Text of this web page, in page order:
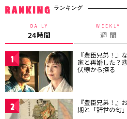
RANKING ランキング
DAILY
24時間
WEEKLY
週 間
1 『豊臣兄弟！』
家と再婚した？
伏線から探る
2 『豊臣兄弟！』
期と「辞世の句